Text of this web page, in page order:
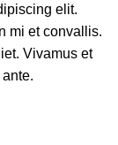
elit.
mi et convallis.
Vivamus et